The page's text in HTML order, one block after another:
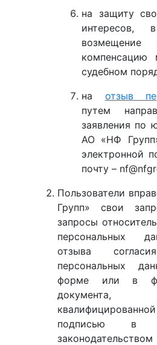
на защиту
компенсацию
судебном
на отзыв
путем
заявления по
АО «НФ
электронной
почту –
Пользователи
Групп» свои
запросы
персональных
отзыва
персональных
форме или в
документа,
подписью в